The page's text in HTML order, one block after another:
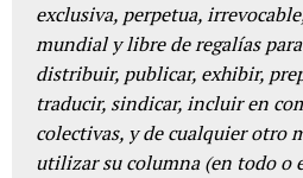
exclusiva, perpetua,
mundial y libre de regalías
distribuir, publicar, exhibir,
traducir, sindicar, incluir en
colectivas, y de cualquier otro
utilizar su columna (en todo o